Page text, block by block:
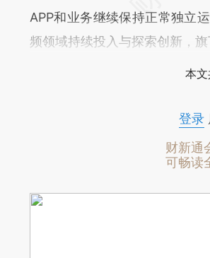
APP和业务继续保持正常独立
频领域持续投入与探索创新，
本文
登录
财新通
可畅读